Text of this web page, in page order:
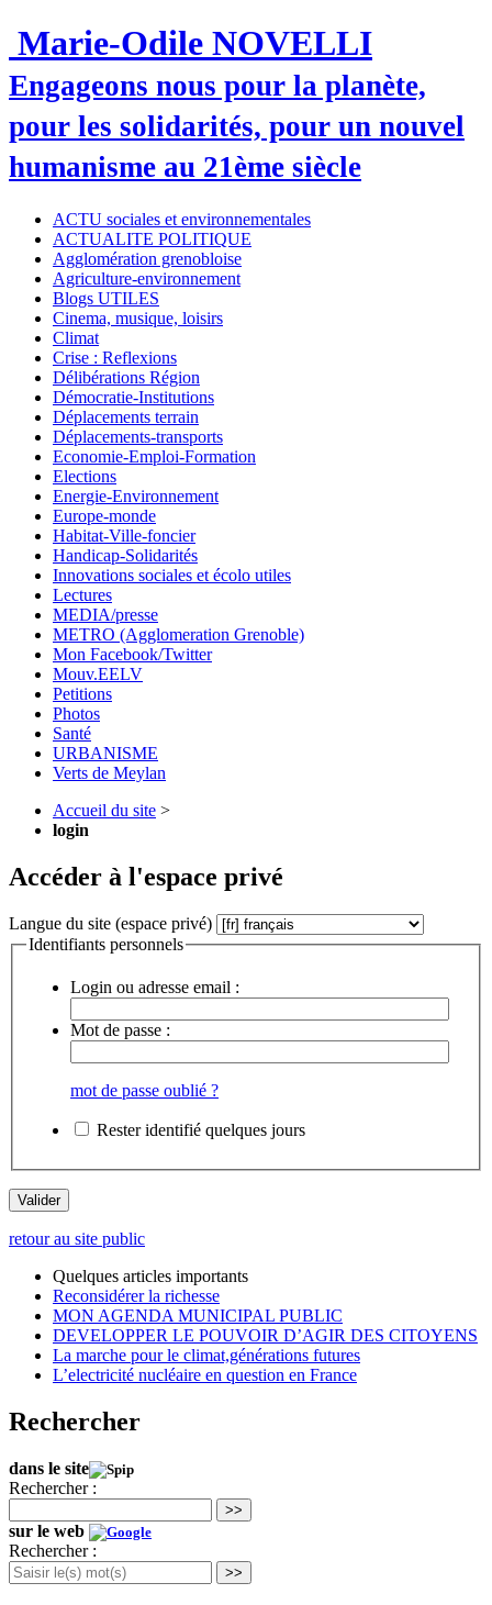
Marie-Odile NOVELLI
Engageons nous pour la planète,
pour les solidarités, pour un nouvel
humanisme au 21ème siècle
ACTU sociales et environnementales
ACTUALITE POLITIQUE
Agglomération grenobloise
Agriculture-environnement
Blogs UTILES
Cinema, musique, loisirs
Climat
Crise : Reflexions
Délibérations Région
Démocratie-Institutions
Déplacements terrain
Déplacements-transports
Economie-Emploi-Formation
Elections
Energie-Environnement
Europe-monde
Habitat-Ville-foncier
Handicap-Solidarités
Innovations sociales et écolo utiles
Lectures
MEDIA/presse
METRO (Agglomeration Grenoble)
Mon Facebook/Twitter
Mouv.EELV
Petitions
Photos
Santé
URBANISME
Verts de Meylan
Accueil du site >
login
Accéder à l'espace privé
Langue du site (espace privé)
Identifiants personnels
Login ou adresse email :
Mot de passe :
mot de passe oublié ?
Rester identifié quelques jours
retour au site public
Quelques articles importants
Reconsidérer la richesse
MON AGENDA MUNICIPAL PUBLIC
DEVELOPPER LE POUVOIR D’AGIR DES CITOYENS
La marche pour le climat,générations futures
L’electricité nucléaire en question en France
Rechercher
dans le site
Rechercher :
>>
sur le web
Rechercher :
>>